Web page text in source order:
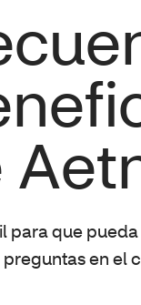
para que
en el